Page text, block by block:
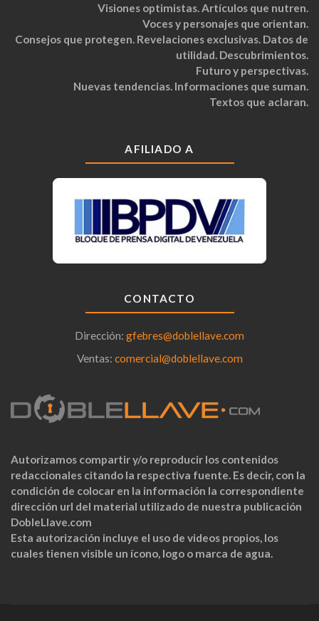
Visiones optimistas. Artículos que nutren.
Voces y personajes que orientan.
Consejos que protegen. Revelaciones exclusivas. Datos de
utilidad. Descubrimientos.
Futuro y perspectivas.
Nuevas tendencias. Informaciones que suman.
Textos que aclaran.
AFILIADO A
CONTACTO
Dirección: gfebres@doblellave.com
Ventas: comercial@doblellave.com
Autorizamos compartir y/o reproducir los contenidos
redaccionales citando la respectiva fuente. Es decir, con la
condición de colocar en la información la correspondiente
dirección url del material utilizado de nuestra publicación
DobleLlave.com
Esta autorización incluye el uso de videos propios, los
cuales tienen visible un ícono, logo o marca de agua.